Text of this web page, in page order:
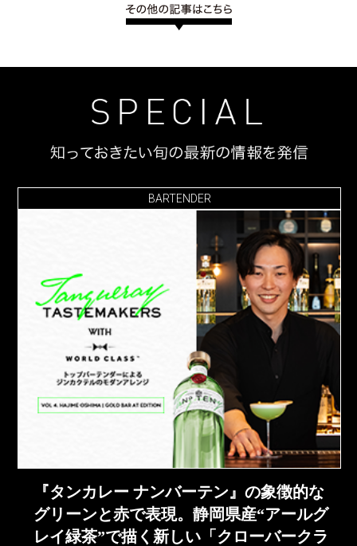
BARTENDER
『タンカレー ナンバーテン』の象徴的な
グリーンと赤で表現。静岡県産“アールグ
レイ緑茶”で描く新しい「クローバークラ